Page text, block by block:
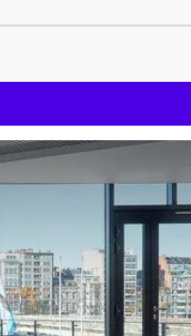
Congrès
– l’Hôtel Van der Valk
Liège, l’hôtel allie
est réuni pour vous